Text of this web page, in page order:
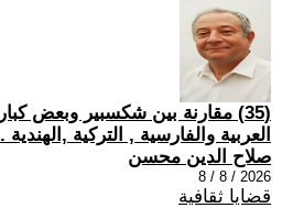
(35) مقارنة بين شكسبير وبعض
العربية والفارسية , التركية ,الهندية .
صلاح الدين محسن
2026 / 8 / 8
قضايا ثقافية